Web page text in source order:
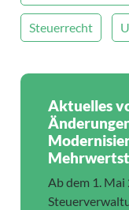
Steuerrecht
Aktuelles
Ab dem 1.